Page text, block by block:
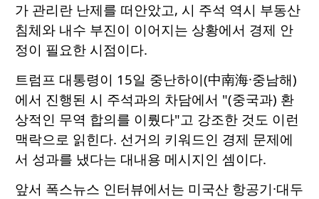
가 관리란 난제를 떠안았고, 시 주석 역시 부동산
침체와 내수 부진이 이어지는 상황에서 경제 안
정이 필요한 시점이다.
트럼프 대통령이 15일 중난하이(中南海·중남해)
에서 진행된 시 주석과의 차담에서 "(중국과) 환
상적인 무역 합의를 이뤘다"고 강조한 것도 이런
맥락으로 읽힌다. 선거의 키워드인 경제 문제에
서 성과를 냈다는 대내용 메시지인 셈이다.
앞서 폭스뉴스 인터뷰에서는 미국산 항공기·대두